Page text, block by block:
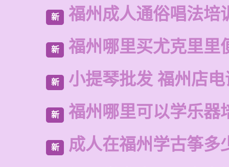
新 福州成人通俗唱法培
新 福州哪里买尤克里里
新 小提琴批发 福州店
新 福州哪里可以学乐器
新 成人在福州学古筝多